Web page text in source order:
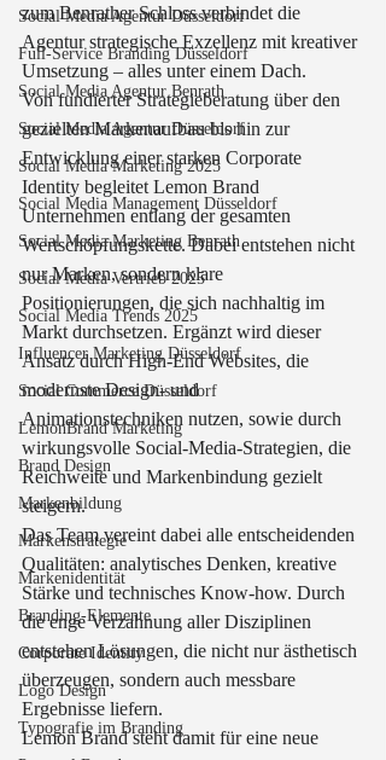
Social Media Agentur Düsseldorf
Full-Service Branding Düsseldorf
Social Media Agentur Benrath
Social Media Agentur Düsseldorf
Social Media Marketing 2025
Social Media Management Düsseldorf
Social Media Marketing Benrath
Social Media Vertrieb 2025
Social Media Trends 2025
Influencer Marketing Düsseldorf
Social Commerce Düsseldorf
LemonBrand Marketing
Brand Design
Markenbildung
Markenstrategie
Markenidentität
Branding-Elemente
Corporate Identity
Logo Design
Typografie im Branding
zum Benrather Schloss verbindet die
Agentur strategische Exzellenz mit kreativer
Umsetzung – alles unter einem Dach.
Von fundierter Strategieberatung über den
gezielten Markenaufbau bis hin zur
Entwicklung einer starken Corporate
Identity begleitet Lemon Brand
Unternehmen entlang der gesamten
Wertschöpfungskette. Dabei entstehen nicht
nur Marken, sondern klare
Positionierungen, die sich nachhaltig im
Markt durchsetzen. Ergänzt wird dieser
Ansatz durch High-End Websites, die
modernste Design- und
Animationstechniken nutzen, sowie durch
wirkungsvolle Social-Media-Strategien, die
Reichweite und Markenbindung gezielt
steigern.
Das Team vereint dabei alle entscheidenden
Qualitäten: analytisches Denken, kreative
Stärke und technisches Know-how. Durch
die enge Verzahnung aller Disziplinen
entstehen Lösungen, die nicht nur ästhetisch
überzeugen, sondern auch messbare
Ergebnisse liefern.
Lemon Brand steht damit für eine neue